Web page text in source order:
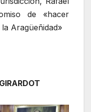
de «hacer
Aragüeñidad»